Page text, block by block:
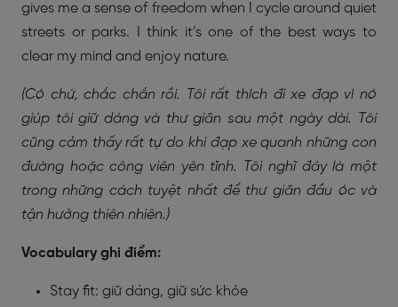
gives me a sense of freedom when I cycle around quiet
streets or parks. I think it’s one of the best ways to
clear my mind and enjoy nature.
(Có chứ, chắc chắn rồi. Tôi rất thích đi xe đạp vì nó
giúp tôi giữ dáng và thư giãn sau một ngày dài. Tôi
cũng cảm thấy rất tự do khi đạp xe quanh những con
đường hoặc công viên yên tĩnh. Tôi nghĩ đây là một
trong những cách tuyệt nhất để thư giãn đầu óc và
tận hưởng thiên nhiên.)
Vocabulary ghi điểm:
Stay fit: giữ dáng, giữ sức khỏe